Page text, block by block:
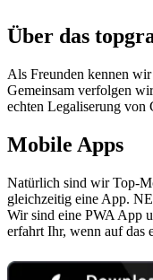
Über das
Als Freunden kennen
Gemeinsam verfolgen
echten Legaliserung von
Mobile Apps
Natürlich sind wir Top-
gleichzeitig eine App.
Wir sind eine PWA App
erfahrt Ihr, wenn auf das